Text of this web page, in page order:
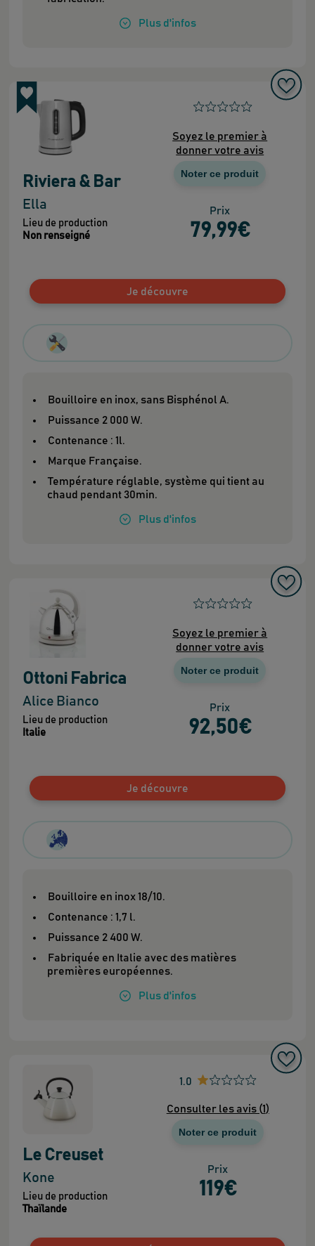
Plus d'infos
Soyez le premier à
donner votre avis
Noter ce produit
Prix
79,99€
Riviera & Bar
Ella
Lieu de production
Non renseigné
Je découvre
Bouilloire en inox, sans Bisphénol A.
Puissance 2 000 W.
Contenance : 1l.
Marque Française.
Température réglable, système qui tient au
chaud pendant 30min.
Plus d'infos
Soyez le premier à
donner votre avis
Noter ce produit
Prix
92,50€
Ottoni Fabrica
Alice Bianco
Lieu de production
Italie
Je découvre
Bouilloire en inox 18/10.
Contenance : 1,7 l.
Puissance 2 400 W.
Fabriquée en Italie avec des matières
premières européennes.
Plus d'infos
1.0
Consulter les avis (1)
Noter ce produit
Prix
119€
Le Creuset
Kone
Lieu de production
Thaïlande